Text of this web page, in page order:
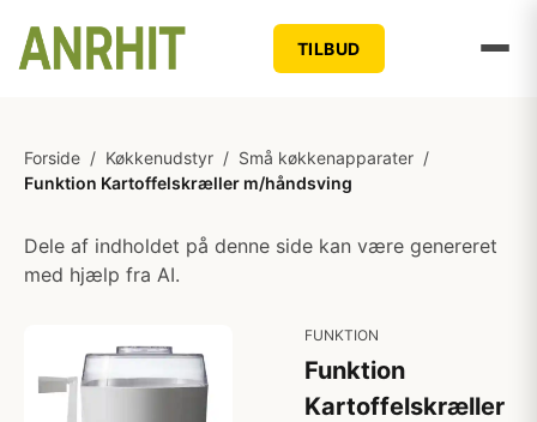
TILBUD
Forside / Køkkenudstyr / Små køkkenapparater /
Funktion Kartoffelskræller m/håndsving
Dele af indholdet på denne side kan være genereret
med hjælp fra AI.
FUNKTION
Funktion
Kartoffelskræller